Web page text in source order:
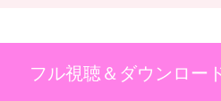
フル視聴＆ダウンロー